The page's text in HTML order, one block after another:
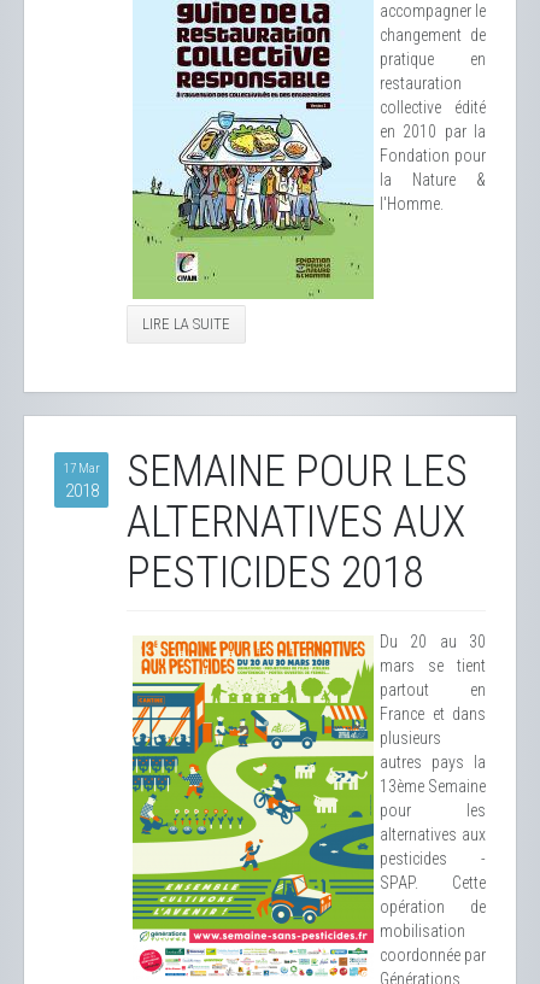
accompagner le
changement de
pratique en
restauration
collective édité
en 2010 par la
Fondation pour
la Nature &
l'Homme.
LIRE LA SUITE
17 Mar
2018
SEMAINE POUR LES
ALTERNATIVES AUX
PESTICIDES 2018
Du 20 au 30
mars se tient
partout en
France et dans
plusieurs
autres pays la
13ème Semaine
pour les
alternatives aux
pesticides -
SPAP. Cette
opération de
mobilisation
coordonnée par
Générations